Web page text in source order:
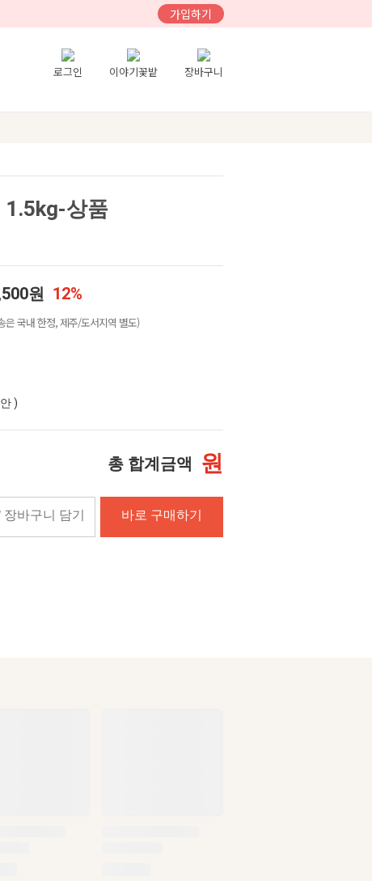
가입하기
로그인 이야기꽃밭 장바구니
1.5kg-상품
원 12%
은 국내 한정, 제주/도서지역 별도)
)
총 합계금액 원
장바구니 담기 바로 구매하기